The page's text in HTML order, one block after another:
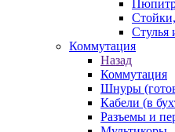
Стулья
Коммутация
Назад
Коммутация
Шнуры
Кабели (в
Разъемы и